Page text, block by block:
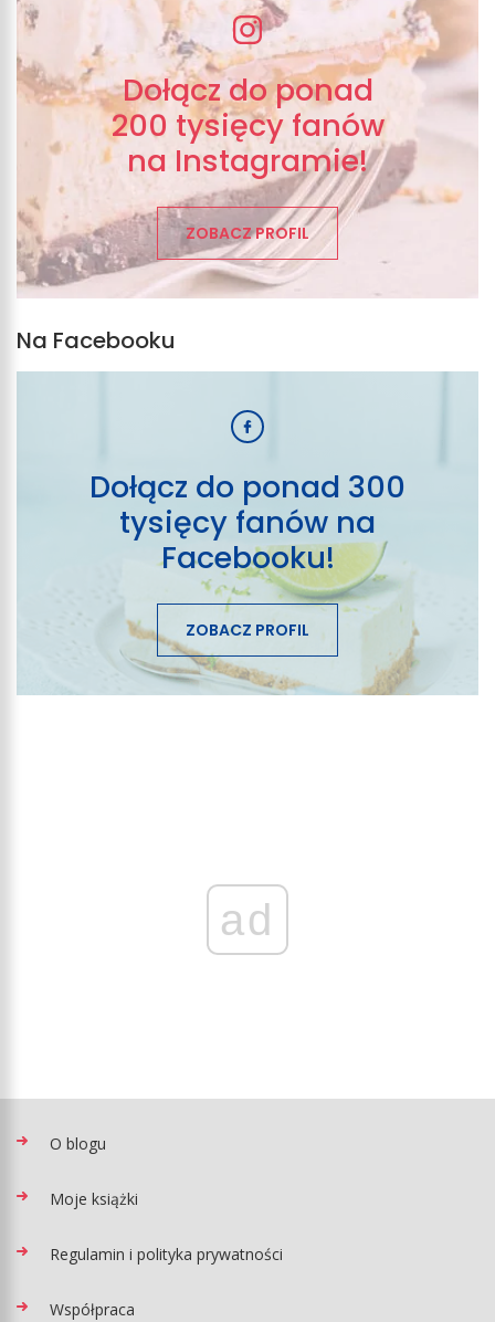
Dołącz do ponad
200 tysięcy fanów
na Instagramie!
ZOBACZ PROFIL
Na Facebooku
Dołącz do ponad 300
tysięcy fanów na
Facebooku!
ZOBACZ PROFIL
ad
O blogu
Moje książki
Regulamin i polityka prywatności
Współpraca